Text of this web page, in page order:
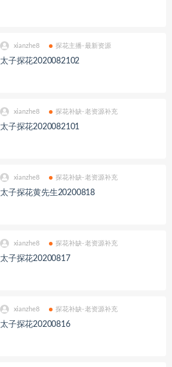
xianzhe8 探花主播-最新资源
太子探花2020082102
xianzhe8 探花补缺-老资源补充
太子探花2020082101
xianzhe8 探花补缺-老资源补充
太子探花黄先生20200818
xianzhe8 探花补缺-老资源补充
太子探花20200817
xianzhe8 探花补缺-老资源补充
太子探花20200816